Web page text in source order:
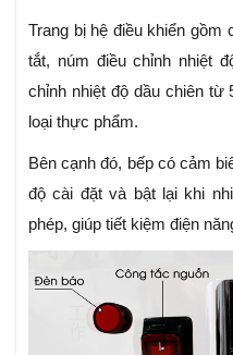
Trang bị hệ điều khiển gồm
tắt, núm điều chỉnh nhiệt
chỉnh nhiệt độ dầu chiên từ
loại thực phẩm.
Bên cạnh đó, bếp có cảm
độ cài đặt và bật lại khi
phép, giúp tiết kiệm điện